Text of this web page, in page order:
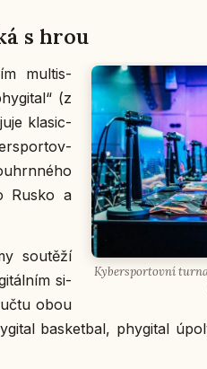
s hrou
Ky­ber­spor­tov­ní
mul­tis­
(z
kla­sic­
Rusko a
sou­tě­ží
si­
obou
bas­ket­bal, phy­gi­tal